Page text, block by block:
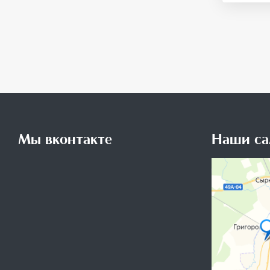
Мы вконтакте Наши